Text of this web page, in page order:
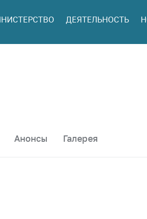
в МАРТ
прием
о росте
ДЕЯТЕЛЬНОСТЬ
Анонсы Галерея